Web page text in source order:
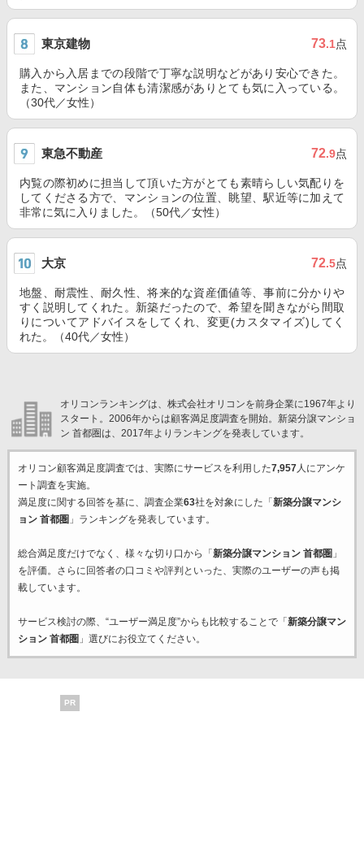
東京建物 73.1点
購入から入居までの段階で丁寧な説明などがあり安心できた。
また、マンション自体も清潔感がありとても気に入っている。
（30代／女性）
東急不動産 72.9点
内覧の際初めに担当して頂いた方がとても素晴らしい気配りを
してくださる方で、マンションの位置、眺望、駅近等に加えて
非常に気に入りました。（50代／女性）
大京 72.5点
地盤、耐震性、耐久性、将来的な資産価値等、事前に分かりや
すく説明してくれた。新築だったので、希望を聞きながら間取
りについてアドバイスをしてくれ、変更(カスタマイズ)してく
れた。（40代／女性）
オリコンランキングは、株式会社オリコンを前身企業に1967年より
スタート。2006年からは顧客満足度調査を開始。新築分譲マンショ
ン 首都圏は、2017年よりランキングを発表しています。
オリコン顧客満足度調査では、実際にサービスを利用した7,957人にアンケ
ート調査を実施。
満足度に関する回答を基に、調査企業63社を対象にした「 新築分譲マンシ
ョン 首都圏 」ランキングを発表しています。
総合満足度だけでなく、様々な切り口から「 新築分譲マンション 首都圏 」
を評価。さらに回答者の口コミや評判といった、実際のユーザーの声も掲
載しています。
サービス検討の際、“ユーザー満足度”からも比較することで「 新築分譲マン
ション 首都圏 」選びにお役立てください。
PR